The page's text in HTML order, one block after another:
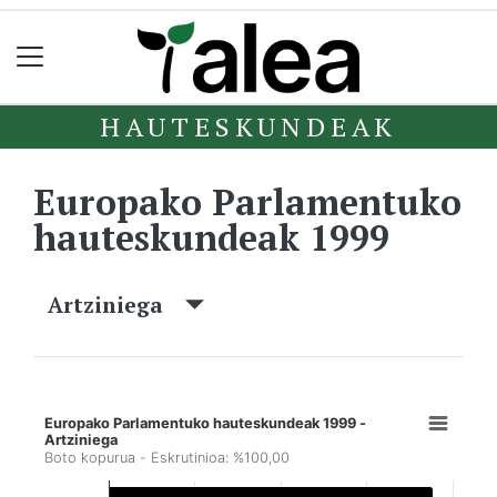
HAUTESKUNDEAK
Europako Parlamentuko
hauteskundeak 1999
Artziniega
Europako Parlamentuko hauteskundeak 1999 -
Artziniega
Boto kopurua - Eskrutinioa: %100,00